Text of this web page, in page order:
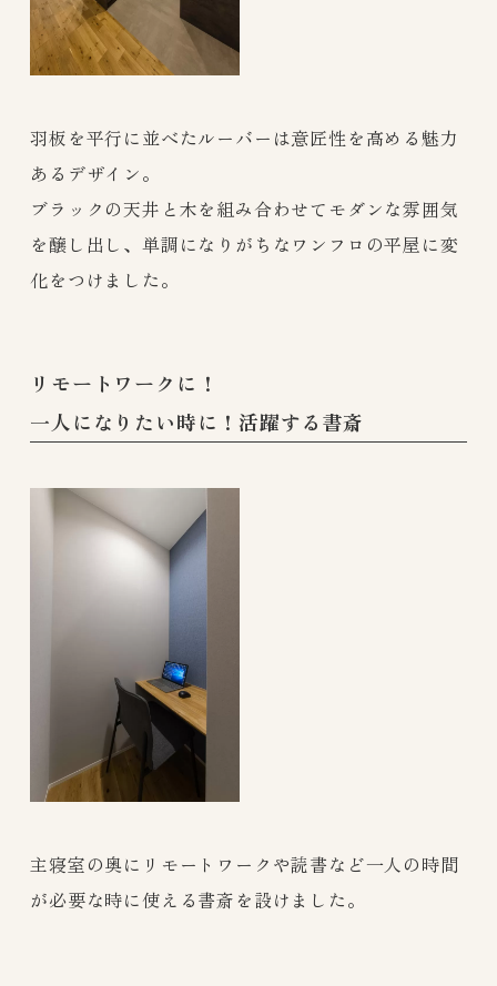
羽板を平行に並べたルーバーは意匠性を高める魅力
あるデザイン。
ブラックの天井と木を組み合わせてモダンな雰囲気
を醸し出し、単調になりがちなワンフロの平屋に変
化をつけました。
リモートワークに！
一人になりたい時に！活躍する書斎
主寝室の奥にリモートワークや読書など一人の時間
が必要な時に使える書斎を設けました。